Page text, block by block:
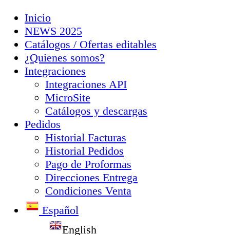
Inicio
NEWS 2025
Catálogos / Ofertas editables
¿Quienes somos?
Integraciones
Integraciones API
MicroSite
Catálogos y descargas
Pedidos
Historial Facturas
Historial Pedidos
Pago de Proformas
Direcciones Entrega
Condiciones Venta
Español
English